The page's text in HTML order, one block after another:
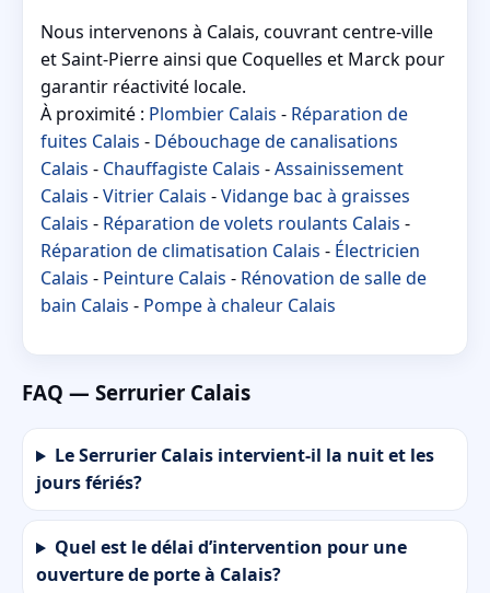
Nous intervenons à Calais, couvrant centre-ville
et Saint-Pierre ainsi que Coquelles et Marck pour
garantir réactivité locale.
À proximité : Plombier Calais - Réparation de
fuites Calais - Débouchage de canalisations
Calais - Chauffagiste Calais -Assainissement
Calais -Vitrier Calais -Vidange bac à graisses
Calais - Réparation de volets roulants Calais -
Réparation de climatisation Calais - Électricien
Calais - Peinture Calais - Rénovation de salle de
bain Calais - Pompe à chaleur Calais
FAQ — Serrurier Calais
Le Serrurier Calais intervient-il la nuit et les
jours fériés?
Quel est le délai d’intervention pour une
ouverture de porte à Calais?